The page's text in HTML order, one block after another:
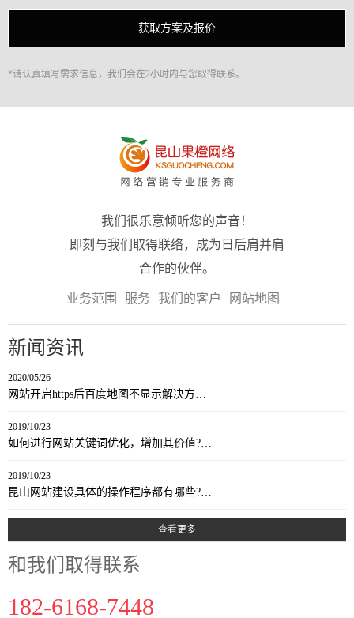
*请认真填写需求信息，我们会在2小时内与您取得联系。
我们很乐意倾听您的声音！
即刻与我们取得联络，成为日后肩并肩
合作的伙伴。
业务范围 服务 我们的客户 网站地图
新闻资讯
2020/05/26
网站开启https后百度地图不显示解决方…
2019/10/23
如何进行网站关键词优化，增加其价值?…
2019/10/23
昆山网站建设具体的操作程序都有哪些?…
查看更多
和我们取得联系
182-6168-7448